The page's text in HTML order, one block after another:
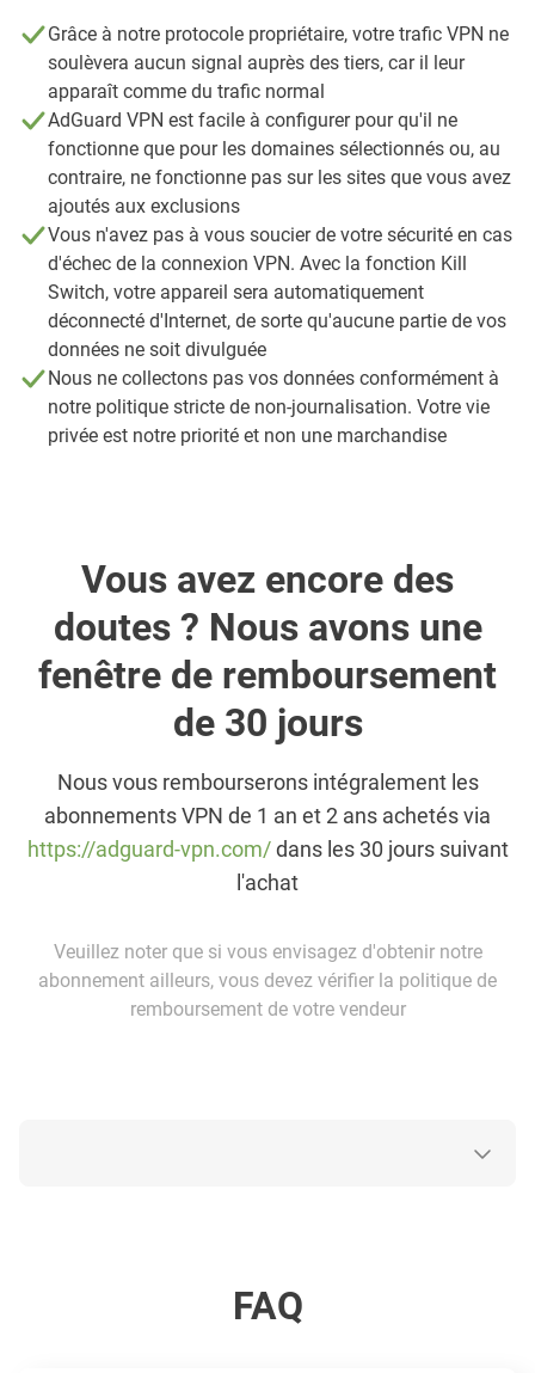
Grâce à notre protocole propriétaire, votre trafic VPN ne
soulèvera aucun signal auprès des tiers, car il leur
apparaît comme du trafic normal
AdGuard VPN est facile à configurer pour qu'il ne
fonctionne que pour les domaines sélectionnés ou, au
contraire, ne fonctionne pas sur les sites que vous avez
ajoutés aux exclusions
Vous n'avez pas à vous soucier de votre sécurité en cas
d'échec de la connexion VPN. Avec la fonction Kill
Switch, votre appareil sera automatiquement
déconnecté d'Internet, de sorte qu'aucune partie de vos
données ne soit divulguée
Nous ne collectons pas vos données conformément à
notre politique stricte de non-journalisation. Votre vie
privée est notre priorité et non une marchandise
Vous avez encore des
doutes ? Nous avons une
fenêtre de remboursement
de 30 jours
Nous vous rembourserons intégralement les
abonnements VPN de 1 an et 2 ans achetés via
https://adguard-vpn.com/dans les 30 jours suivant
l'achat
Veuillez noter que si vous envisagez d'obtenir notre
abonnement ailleurs, vous devez vérifier la politique de
remboursement de votre vendeur
FAQ